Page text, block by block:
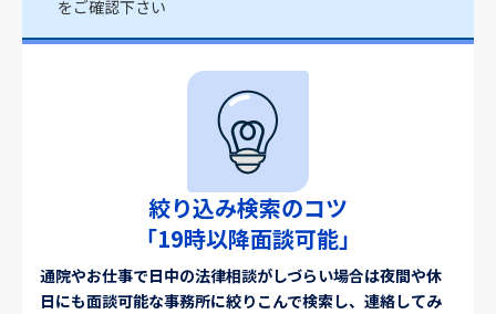
をご確認下さい
絞り込み検索のコツ
「19時以降面談可能」
通院やお仕事で日中の法律相談がしづらい場合は夜間や休
日にも面談可能な事務所に絞りこんで検索し、連絡してみ